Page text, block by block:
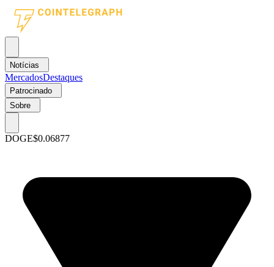
Notícias
MercadosDestaques
Patrocinado
Sobre
DOGE$0.06877